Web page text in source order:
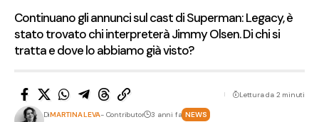
Continuano gli annunci sul cast di Superman: Legacy, è
stato trovato chi interpreterà Jimmy Olsen. Di chi si
tratta e dove lo abbiamo già visto?
DiMARTINA LEVA- Contributor 3 anni fa NEWS
Lettura da 2 minuti